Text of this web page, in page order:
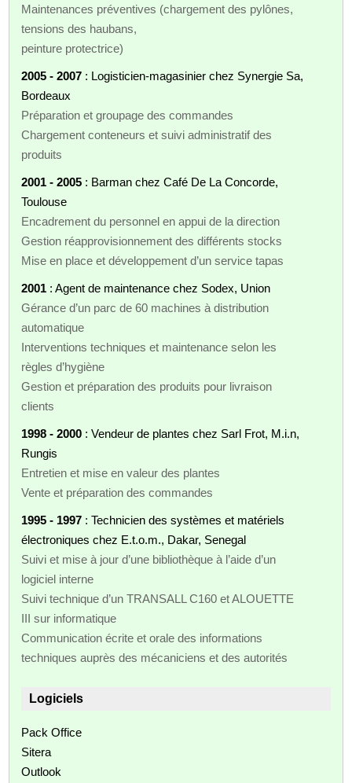
Maintenances préventives (chargement des pylônes,
tensions des haubans,
peinture protectrice)
2005 - 2007 : Logisticien-magasinier chez Synergie Sa,
Bordeaux
Préparation et groupage des commandes
Chargement conteneurs et suivi administratif des
produits
2001 - 2005 : Barman chez Café De La Concorde,
Toulouse
Encadrement du personnel en appui de la direction
Gestion réapprovisionnement des différents stocks
Mise en place et développement d’un service tapas
2001 : Agent de maintenance chez Sodex, Union
Gérance d’un parc de 60 machines à distribution
automatique
Interventions techniques et maintenance selon les
règles d’hygiène
Gestion et préparation des produits pour livraison
clients
1998 - 2000 : Vendeur de plantes chez Sarl Frot, M.i.n,
Rungis
Entretien et mise en valeur des plantes
Vente et préparation des commandes
1995 - 1997 : Technicien des systèmes et matériels
électroniques chez E.t.o.m., Dakar, Senegal
Suivi et mise à jour d’une bibliothèque à l’aide d’un
logiciel interne
Suivi technique d’un TRANSALL C160 et ALOUETTE
III sur informatique
Communication écrite et orale des informations
techniques auprès des mécaniciens et des autorités
Logiciels
Pack Office
Sitera
Outlook